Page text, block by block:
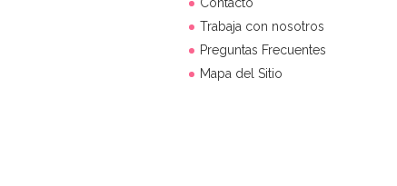
Trabaja con nosotros
Preguntas Frecuentes
Mapa del Sitio